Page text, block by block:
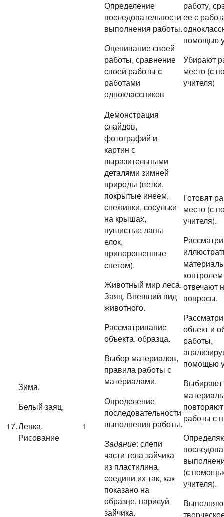
Определение
последовательности
выполнения работы.
Оценивание своей
работы, сравнение
своей работы с
работами
одноклассников
работу,
ее с
помощью
Убирают
место (с
учителя)
17.
Зима.
Белый заяц.
Лепка.
Рисование
1
Демонстрация
слайдов,
фотографий и
картин с
выразительными
деталями зимней
природы (ветки,
покрытые инеем,
снежинки, сосульки
на крышах,
пушистые лапы
елок,
припорошенные
снегом).
Животный мир леса.
Заяц. Внешний вид
животного.
Рассматривание
объекта, образца.
Выбор материалов,
правила работы с
материалами.
Определение
последовательности
выполнения работы.
Задание: слепи
части тела зайчика
из пластилина,
соедини их так, как
показано на
образце, нарисуй
зайчика.
Готовят
место (с
учителя).
отвечают
вопросы.
объект и
работы,
помощью
Выбирают
работы с
(с
учителя).